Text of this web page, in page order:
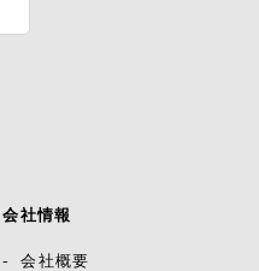
会社情報
会社概要